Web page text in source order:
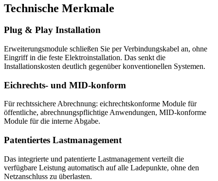
Technische Merkmale
Plug & Play Installation
Erweiterungsmodule schließen Sie per Verbindungskabel an, ohne
Eingriff in die feste Elektroinstallation. Das senkt die
Installationskosten deutlich gegenüber konventionellen Systemen.
Eichrechts- und MID-konform
Für rechtssichere Abrechnung: eichrechtskonforme Module für
öffentliche, abrechnungspflichtige Anwendungen, MID-konforme
Module für die interne Abgabe.
Patentiertes Lastmanagement
Das integrierte und patentierte Lastmanagement verteilt die
verfügbare Leistung automatisch auf alle Ladepunkte, ohne den
Netzanschluss zu überlasten.